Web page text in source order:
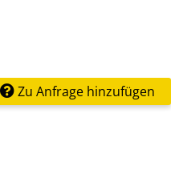
Zu Anfrage hinzufügen